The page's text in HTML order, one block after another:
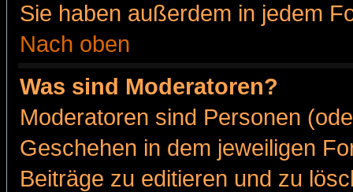
Sie haben außerdem in jedem
Nach oben
Was sind Moderatoren?
Moderatoren sind Personen
Geschehen in dem jeweiligen
Beiträge zu editieren und zu